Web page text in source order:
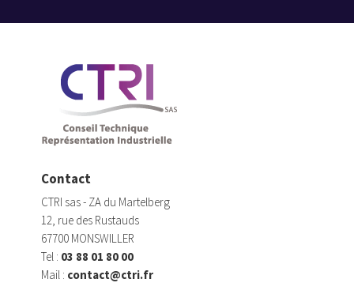
Contact
CTRI sas - ZA du Martelberg
12, rue des Rustauds
67700 MONSWILLER
Tel : 03 88 01 80 00
Mail : contact@ctri.fr